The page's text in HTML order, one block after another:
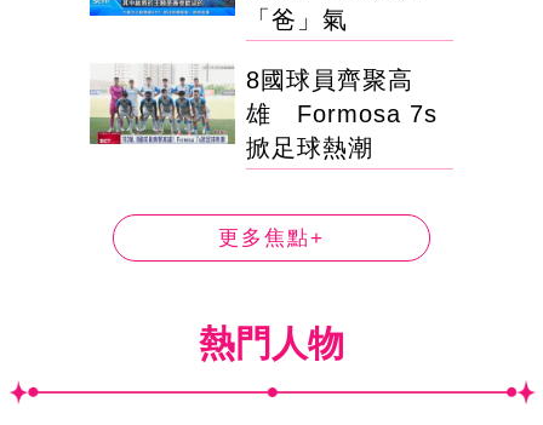
「爸」氣
8國球員齊聚高
雄 Formosa 7s
掀足球熱潮
更多焦點+
熱門人物